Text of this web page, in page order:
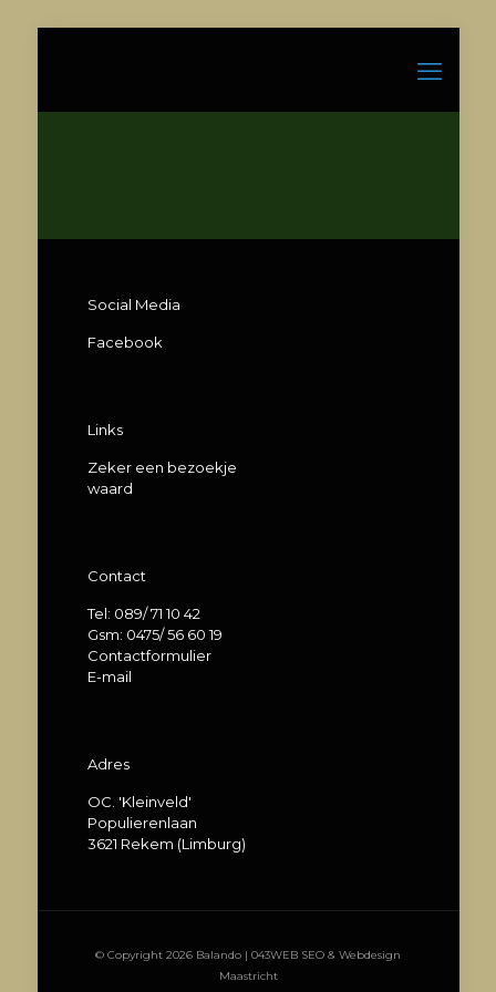
Social Media
Facebook
Links
Zeker een bezoekje
waard
Contact
Tel: 089/ 71 10 42
Gsm: 0475/ 56 60 19
Contactformulier
E-mail
Adres
OC. 'Kleinveld'
Populierenlaan
3621 Rekem (Limburg)
© Copyright 2026 Balando | 043WEB SEO & Webdesign
Maastricht